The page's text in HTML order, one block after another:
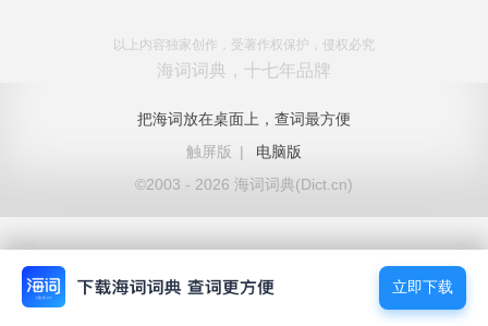
以上内容独家创作，受著作权保护，侵权必究
海词词典，十七年品牌
把海词放在桌面上，查词最方便
触屏版
|
电脑版
©2003 - 2026 海词词典(Dict.cn)
立即下载
立即下载